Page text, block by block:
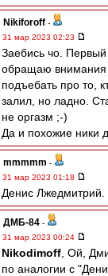
Nikiforoff -
31 мар 2023 02:23
Заебись чо.
обращаю внимания
подъебать про то,
залил, но ладно.
не оргазм ;-)
Да и похожие ники
mmmmm -
31 мар 2023 01:18
Денис Лжедмитрий.
ДМБ-84 -
31 мар 2023 00:24
Nikodimoff , Ой,
по аналогии с